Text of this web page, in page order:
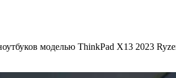
моделью ThinkPad X13 2023